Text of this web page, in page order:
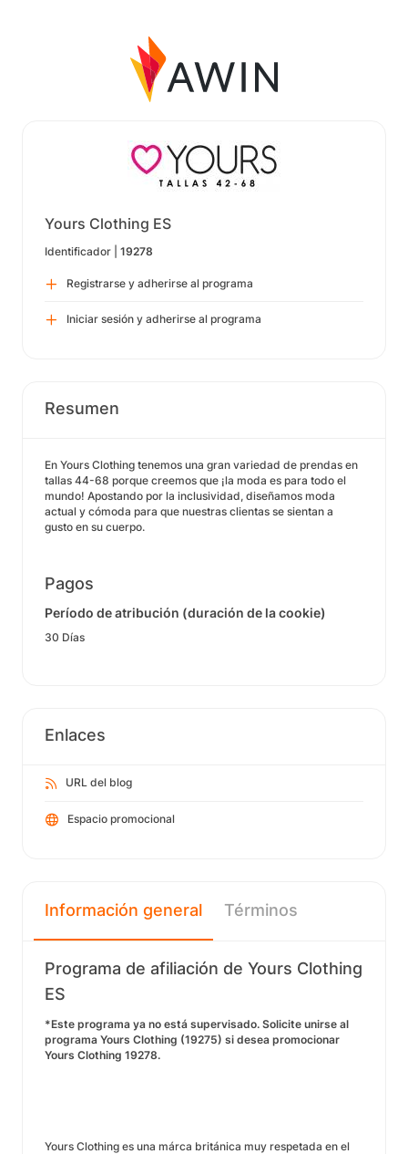
Yours Clothing ES
Identificador | 19278
Registrarse y adherirse al programa
Iniciar sesión y adherirse al programa
Resumen
En Yours Clothing tenemos una gran variedad de prendas en
tallas 44-68 porque creemos que ¡la moda es para todo el
mundo! Apostando por la inclusividad, diseñamos moda
actual y cómoda para que nuestras clientas se sientan a
gusto en su cuerpo.
Pagos
Período de atribución (duración de la cookie)
30 Días
Enlaces
URL del blog
Espacio promocional
Información general Términos
Programa de afiliación de Yours Clothing
ES
*Este programa ya no está supervisado. Solicite unirse al
programa Yours Clothing (19275) si desea promocionar
Yours Clothing 19278.
Yours Clothing es una márca británica muy respetada en el